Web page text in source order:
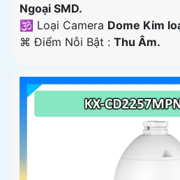
Ngoại SMD.
🕉️ Loại Camera Dome Kim
️⌘ Điểm Nỗi Bật : Thu Âm.